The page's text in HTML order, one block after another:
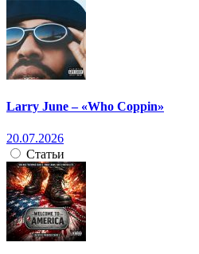
Larry June – «Who Coppin»
20.07.2026
Статьи